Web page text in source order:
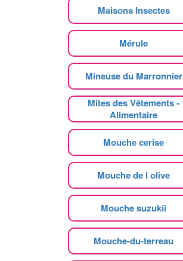
Maisons Insectes
Mérule
Mineuse du Marronnier
Mites des Vêtements -
Alimentaire
Mouche cerise
Mouche de l olive
Mouche suzukii
Mouche-du-terreau